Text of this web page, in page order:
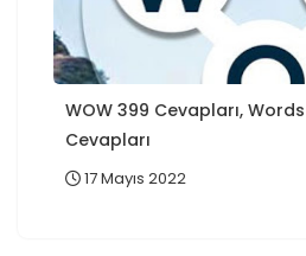
WOW 399 Cevapları,
Cevapları
17 Mayıs 2022